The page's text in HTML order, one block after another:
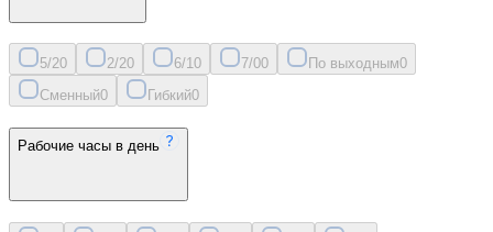
5/20 2/20 6/10 7/00 По выходным0
Сменный0 Гибкий0
Рабочие часы в день